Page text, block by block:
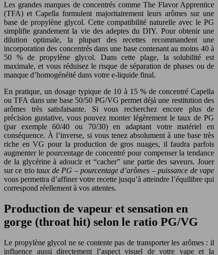
Les grandes marques de concentrés comme The Flavor Apprentice
(TFA) et Capella formulent majoritairement leurs arômes sur une
base de propylène glycol. Cette compatibilité naturelle avec le PG
simplifie grandement la vie des adeptes du DIY. Pour obtenir une
dilution optimale, la plupart des recettes recommandent une
incorporation des concentrés dans une base contenant au moins 40 à
50 % de propylène glycol. Dans cette plage, la solubilité est
maximale, et vous réduisez le risque de séparation de phases ou de
manque d’homogénéité dans votre e-liquide final.
En pratique, un dosage typique de 10 à 15 % de concentré Capella
ou TFA dans une base 50/50 PG/VG permet déjà une restitution des
arômes très satisfaisante. Si vous recherchez encore plus de
précision gustative, vous pouvez monter légèrement le taux de PG
(par exemple 60/40 ou 70/30) en adaptant votre matériel en
conséquence. À l’inverse, si vous tenez absolument à une base très
riche en VG pour la production de gros nuages, il faudra parfois
augmenter le pourcentage de concentré pour compenser la tendance
de la glycérine à adoucir et “cacher” une partie des saveurs. Jouer
sur ce triotaux de PG – pourcentage d’arômes – puissance de vape
vous permettra d’affiner votre recette jusqu’à atteindre l’équilibre qui
correspond réellement à vos attentes.
Production de vapeur et sensation en
gorge (throat hit) selon le ratio PG/VG
Le propylène glycol ne se contente pas de transporter les arômes : il
influence aussi directement l’aspect visuel de votre vape et la